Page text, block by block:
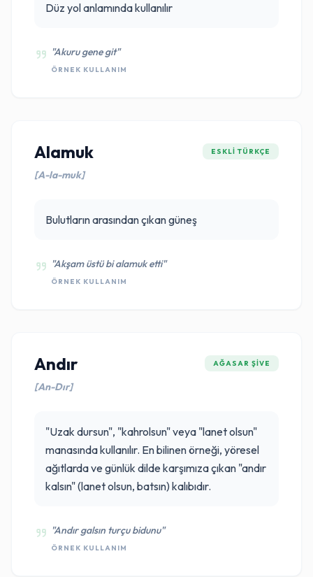
Düz yol anlamında kullanılır
"Akuru gene git"
ÖRNEK KULLANIM
Alamuk
[A-la-muk]
ESKLI TÜRKÇE
Bulutların arasından çıkan güneş
"Akşam üstü bi alamuk etti"
ÖRNEK KULLANIM
Andır
[An-Dır]
AĞASAR ŞIVE
"Uzak dursun", "kahrolsun" veya "lanet olsun"
manasında kullanılır. En bilinen örneği, yöresel
ağıtlarda ve günlük dilde karşımıza çıkan "andır
kalsın" (lanet olsun, batsın) kalıbıdır.
"Andır galsın turçu bidunu"
ÖRNEK KULLANIM